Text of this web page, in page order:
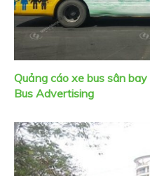
Quảng cáo xe bus sân
Bus Advertising